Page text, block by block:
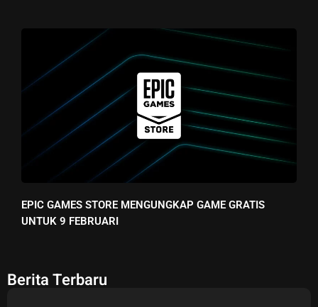
EPIC GAMES STORE MENGUNGKAP GAME GRATIS
UNTUK 9 FEBRUARI
Berita Terbaru